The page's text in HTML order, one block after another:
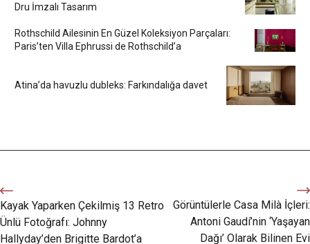
Dru İmzalı Tasarım
Rothschild Ailesinin En Güzel Koleksiyon Parçaları:
Paris’ten Villa Ephrussi de Rothschild’a
Atina’da havuzlu dubleks: Farkındalığa davet
Kayak Yaparken Çekilmiş 13 Retro
Ünlü Fotoğrafı: Johnny
Hallyday’den Brigitte Bardot’a
Görüntülerle Casa Milà İçleri:
Antoni Gaudí’nin ‘Yaşayan
Dağı’ Olarak Bilinen Evi